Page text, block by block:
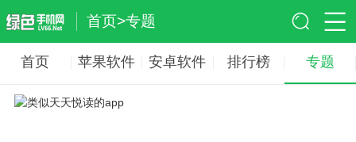
首页>专题
首页 苹果软件 安卓软件 排行榜 专题